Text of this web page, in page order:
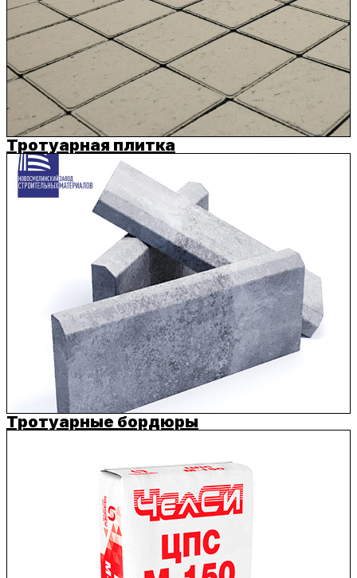
Тротуарная плитка
Тротуарные бордюры